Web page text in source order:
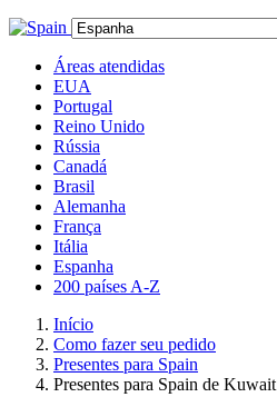
Áreas atendidas
EUA
Portugal
Reino Unido
Rússia
Canadá
Brasil
Alemanha
França
Itália
Espanha
200 países A-Z
Início
Como fazer seu pedido
Presentes para Spain
Presentes para Spain de Kuwait